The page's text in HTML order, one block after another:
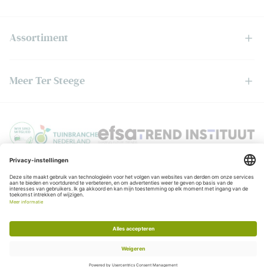
Assortiment
Meer Ter Steege
Algemene voorwaarden
KvK:06050201
BTW:NL006403888B01